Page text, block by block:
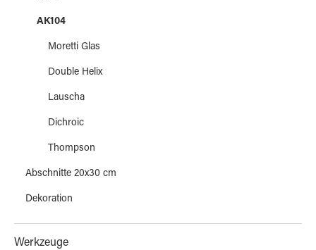
AK104
Moretti Glas
Double Helix
Lauscha
Dichroic
Thompson
Abschnitte 20x30 cm
Dekoration
Werkzeuge